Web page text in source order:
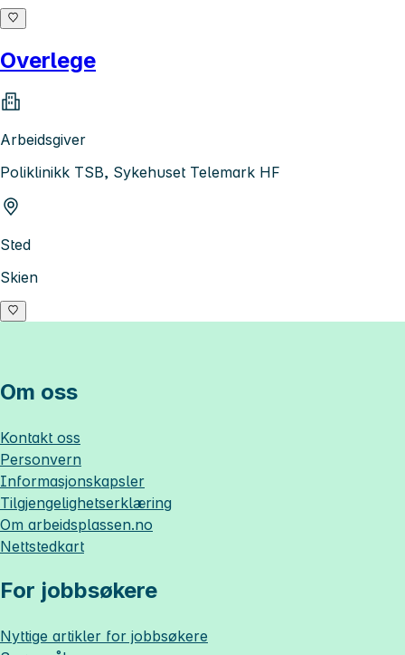
Overlege
Arbeidsgiver
Poliklinikk TSB, Sykehuset Telemark HF
Sted
Skien
Om oss
Kontakt oss
Personvern
Informasjonskapsler
Tilgjengelighetserklæring
Om arbeidsplassen.no
Nettstedkart
For jobbsøkere
Nyttige artikler for jobbsøkere